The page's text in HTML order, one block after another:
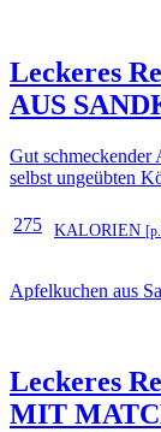
Leckeres
AUS
Gut
selbst ungeübten
275 KALORIEN
Apfelkuchen aus
Leckeres
MIT